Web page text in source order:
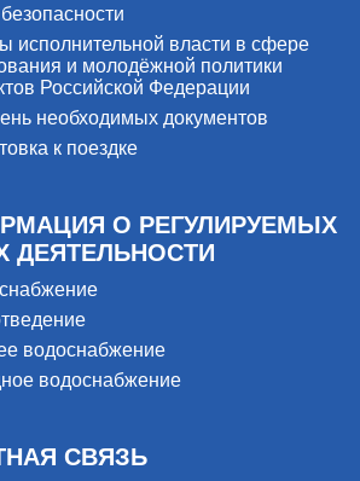
исполнительной власти в сфере
и молодёжной политики
Российской Федерации
необходимых документов
к поездке
О РЕГУЛИРУЕМЫХ
ДЕЯТЕЛЬНОСТИ
водоснабжение
водоснабжение
СВЯЗЬ